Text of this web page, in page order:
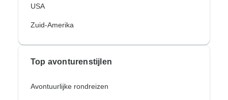
USA
Zuid-Amerika
Top avonturenstijlen
Avontuurlijke rondreizen